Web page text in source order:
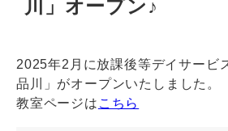
川」オープン♪
2025年2月に放課後等デイサービ
品川」がオープンいたしました。
教室ページは こちら